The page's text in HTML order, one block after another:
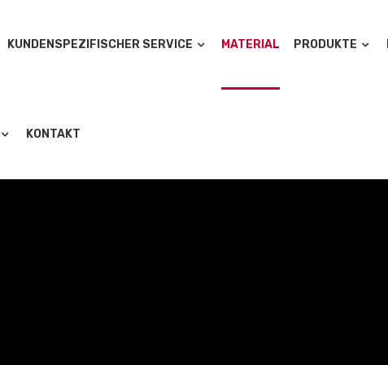
KUNDENSPEZIFISCHER SERVICE MATERIAL PRODUKTE
KONTAKT